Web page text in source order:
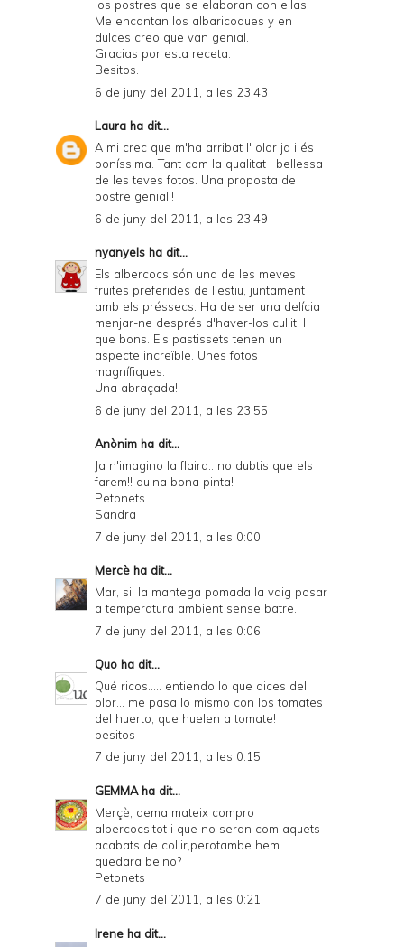
los postres que se elaboran con ellas.
Me encantan los albaricoques y en
dulces creo que van genial.
Gracias por esta receta.
Besitos.
6 de juny del 2011, a les 23:43
Laura ha dit...
A mi crec que m'ha arribat l' olor ja i és
boníssima. Tant com la qualitat i bellessa
de les teves fotos. Una proposta de
postre genial!!
6 de juny del 2011, a les 23:49
nyanyels ha dit...
Els albercocs són una de les meves
fruites preferides de l'estiu, juntament
amb els préssecs. Ha de ser una delícia
menjar-ne després d'haver-los cullit. I
que bons. Els pastissets tenen un
aspecte increïble. Unes fotos
magnífiques.
Una abraçada!
6 de juny del 2011, a les 23:55
Anònim ha dit...
Ja n'imagino la flaira.. no dubtis que els
farem!! quina bona pinta!
Petonets
Sandra
7 de juny del 2011, a les 0:00
Mercè ha dit...
Mar, si, la mantega pomada la vaig posar
a temperatura ambient sense batre.
7 de juny del 2011, a les 0:06
Quo ha dit...
Qué ricos..... entiendo lo que dices del
olor... me pasa lo mismo con los tomates
del huerto, que huelen a tomate!
besitos
7 de juny del 2011, a les 0:15
GEMMAha dit...
Merçè, dema mateix compro
albercocs,tot i que no seran com aquets
acabats de collir,perotambe hem
quedara be,no?
Petonets
7 de juny del 2011, a les 0:21
Irene ha dit...